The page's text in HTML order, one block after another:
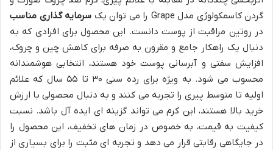
گردن کاسمکولوژی مدل Grape را می توان یک
سرمایه گذاری مناسب
در روتین مراقبت از پوست دانست. این محصول برای افرادی که به
دنبال یک راهکار جامع و مقرون به صرفه برای کاهش چین و چروک،
افزایش سفتی و آبرسانی پوست خود هستند، انتخابی هوشمندانه
محسوب می شود. به ویژه برای رده سنی ۳۰ تا ۵۵ سال که علائم
اولیه تا متوسط پیری را تجربه می کنند و به دنبال محصولی با ارزش
خرید بالا هستند، این کرم می تواند گزینه ای ایده آل باشد. نسبت
کیفیت به قیمت، به خصوص در زمان های تخفیف، این محصول را
در جایگاهی رقابتی قرار می دهد و تجربه ای مثبت را برای بسیاری از